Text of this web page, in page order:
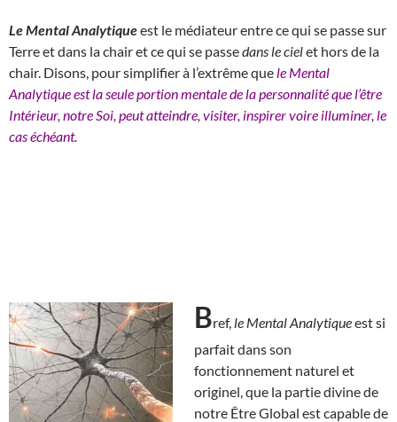
Le Mental Analytiqueest le médiateur entre ce qui se passe sur
Terre et dans la chair et ce qui se passedans le cielet hors de la
chair. Disons, pour simplifier à l’extrême que le Mental
Analytique est la seule portion mentale de la personnalité que l’être
Intérieur, notre Soi, peut atteindre, visiter, inspirer voire illuminer, le
cas échéant.
Bref, le Mental Analytiqueest si
parfait dans son
fonctionnement naturel et
originel, que la partie divine de
notre Être Global est capable de